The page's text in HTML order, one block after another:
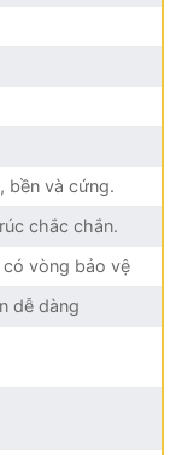
bền và cứng.
chắc chắn.
vòng bảo vệ
dễ dàng